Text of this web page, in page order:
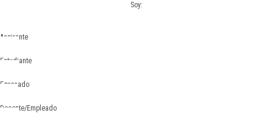
Soy:
Aspirante
Estudiante
Egresado
Docente/Empleado